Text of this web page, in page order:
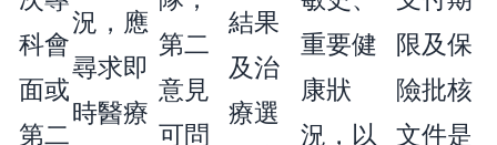
科會
面或
第二
況，應
尋求即
時醫療
第二
意見
可問
結果
及治
療選
重要健
康狀
況，以
限及保
險批核
文件是